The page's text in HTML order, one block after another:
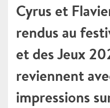
Cyrus et
rendus au
et des Jeux
reviennent
impressions